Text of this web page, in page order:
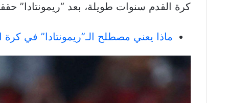
كرة القدم سنوات طويلة، بعد “ريمونتادا”
ماذا يعني مصطلح الـ”ريمونتادا” في كرة